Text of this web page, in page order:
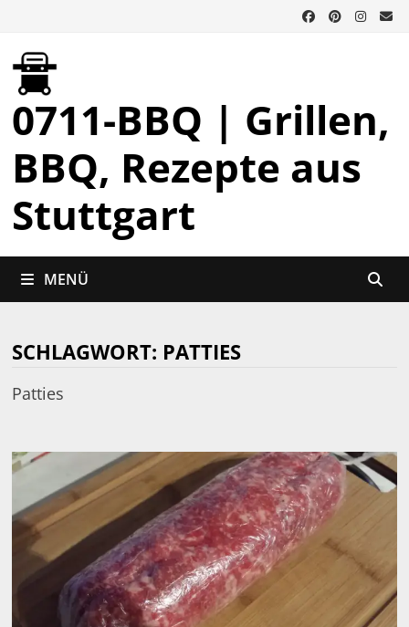
Inhalt
0711-BBQ | Grillen,
BBQ, Rezepte aus
Stuttgart
MENÜ
SCHLAGWORT: PATTIES
Patties